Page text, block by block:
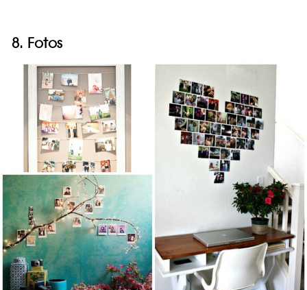
8. Fotos